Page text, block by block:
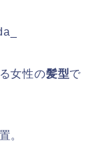
女性の髪型で
。